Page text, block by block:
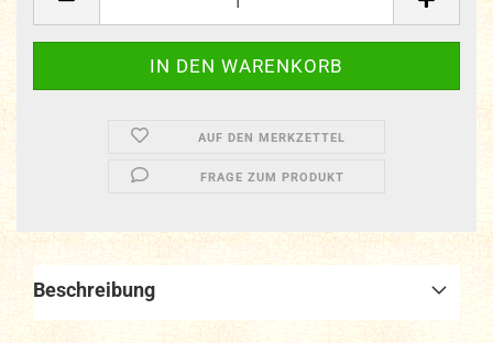
AUF DEN MERKZETTEL
FRAGE ZUM PRODUKT
Beschreibung